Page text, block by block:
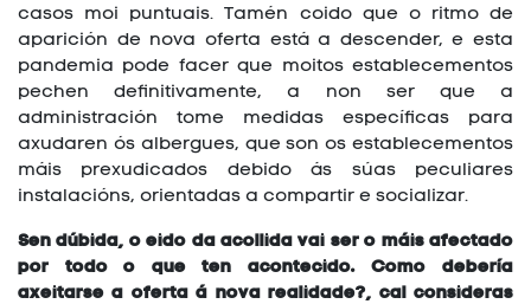
casos moi puntuais. Tamén coido que o ritmo de
aparición de nova oferta está a descender, e esta
pandemia pode facer que moitos establecementos
pechen definitivamente, a non ser que a
administración tome medidas específicas para
axudaren ós albergues, que son os establecementos
máis prexudicados debido ás súas peculiares
instalacións, orientadas a compartir e socializar.
Sen dúbida, o eido da acollida vai ser o máis afectado
por todo o que ten acontecido. Como debería
axeitarse a oferta á nova realidade?, cal consideras